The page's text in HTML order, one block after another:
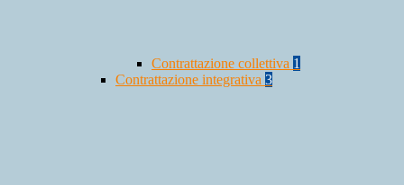
Contrattazione collettiva 1
Contrattazione integrativa 3